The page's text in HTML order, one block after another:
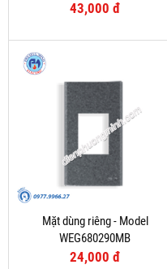
43,000 đ
Mặt dùng riêng - Model
WEG680290MB
24,000 đ